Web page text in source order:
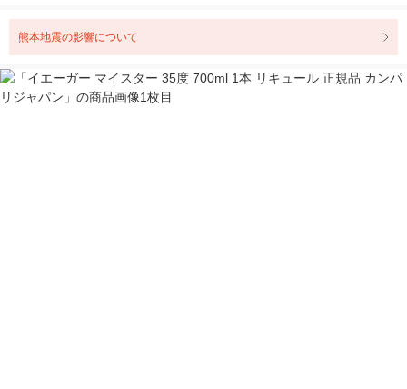
熊本地震の影響について